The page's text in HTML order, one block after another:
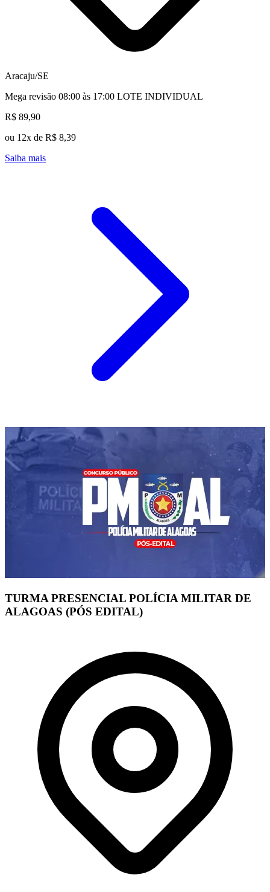
Aracaju/SE
Mega revisão 08:00 às 17:00 LOTE INDIVIDUAL
R$ 89,90
ou 12x de R$ 8,39
Saiba mais
TURMA PRESENCIAL POLÍCIA MILITAR DE
ALAGOAS (PÓS EDITAL)